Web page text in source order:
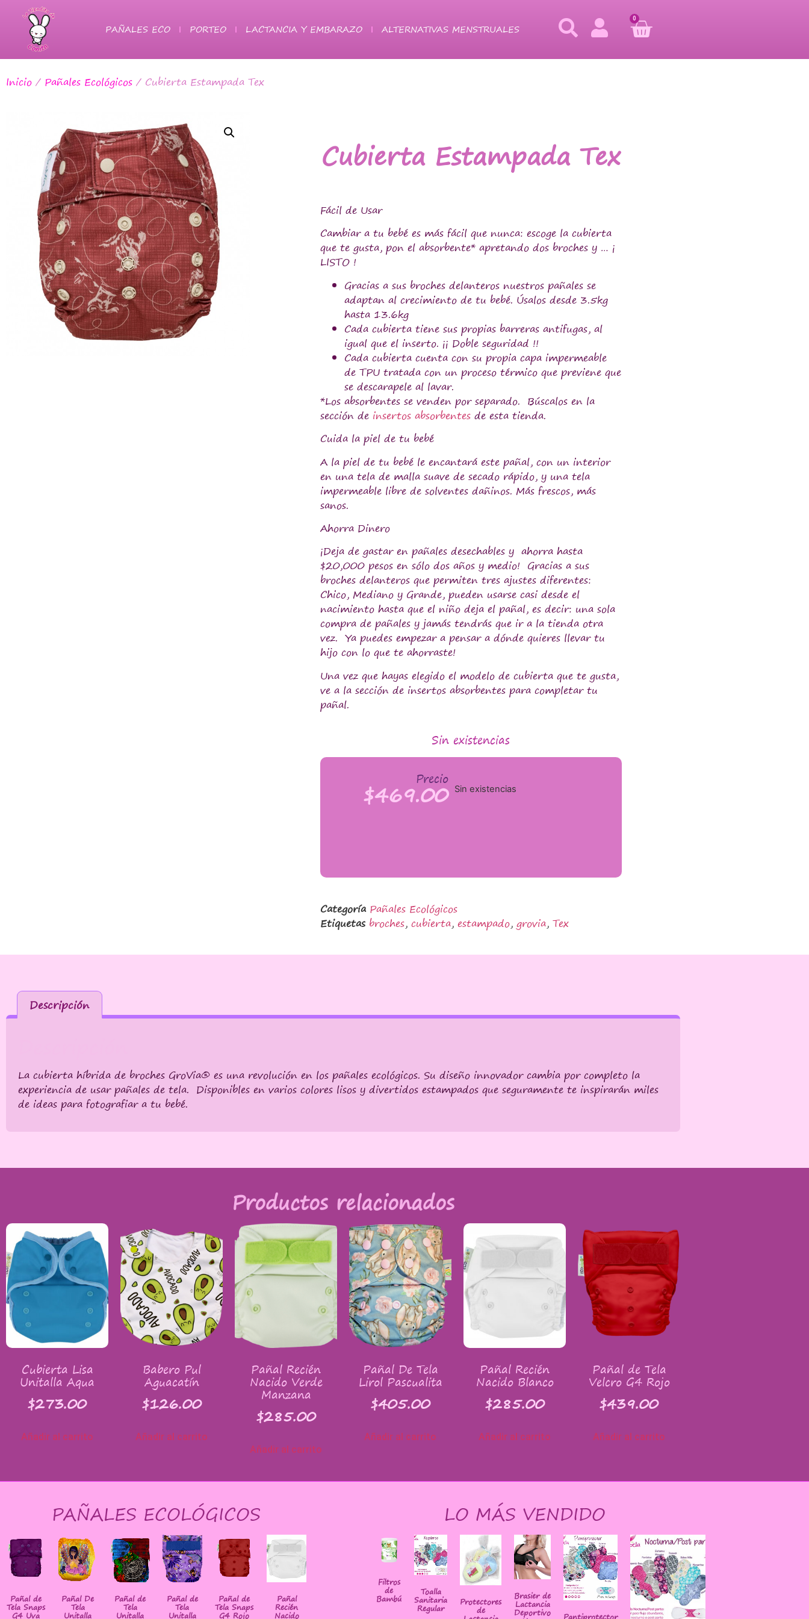
PAÑALES ECO PORTEO LACTANCIA Y EMBARAZO ALTERNATIVAS MENSTRUALES
0
Inicio / Pañales Ecológicos / Cubierta Estampada Tex
Cubierta Estampada Tex
Fácil de Usar
Cambiar a tu bebé es más fácil que nunca: escoge la cubierta
que te gusta, pon el absorbente* apretando dos broches y … ¡
LISTO !
Gracias a sus broches delanteros nuestros pañales se
adaptan al crecimiento de tu bebé. Úsalos desde 3.5kg
hasta 13.6kg
Cada cubierta tiene sus propias barreras antifugas, al
igual que el inserto. ¡¡ Doble seguridad !!
Cada cubierta cuenta con su propia capa impermeable
de TPU tratada con un proceso térmico que previene que
se descarapele al lavar.
*Los absorbentes se venden por separado. Búscalos en la
sección de insertos absorbentes de esta tienda.
Cuida la piel de tu bebé
A la piel de tu bebé le encantará este pañal, con un interior
en una tela de malla suave de secado rápido, y una tela
impermeable libre de solventes dañinos. Más frescos, más
sanos.
Ahorra Dinero
¡Deja de gastar en pañales desechables yahorra hasta
$20,000 pesos en sólo dos años y medio! Gracias a sus
broches delanteros que permiten tres ajustes diferentes:
Chico, Mediano y Grande, pueden usarse casi desde el
nacimiento hasta que el niño deja el pañal, es decir: una sola
compra de pañales y jamás tendrás que ir a la tienda otra
vez. Ya puedes empezar a pensar a dónde quieres llevar tu
hijo con lo que te ahorraste!
Una vez que hayas elegido el modelo de cubierta que te gusta,
ve a la sección de insertos absorbentes para completar tu
pañal.
Sin existencias
Precio
$469.00 Sin existencias
Categoría Pañales Ecológicos
Etiquetas broches,cubierta,estampado,grovia,Tex
Descripción
La cubierta híbrida de broches GroVia® es una revolución en los pañales ecológicos. Su diseño innovador cambia por completo la
experiencia de usar pañales de tela. Disponibles en varios colores lisos y divertidos estampados que seguramente te inspirarán miles
de ideas para fotografiar a tu bebé.
Productos relacionados
Cubierta Lisa
Unitalla Aqua
$273.00
Añadir al carrito
Babero Pul
Aguacatín
$126.00
Añadir al carrito
Pañal Recién
Nacido Verde
Manzana
$285.00
Añadir al carrito
Pañal De Tela
Lirol Pascualita
$405.00
Añadir al carrito
Pañal Recién
Nacido Blanco
$285.00
Añadir al carrito
Pañal de Tela
Velcro G4 Rojo
$439.00
Añadir al carrito
PAÑALES ECOLÓGICOS
Pañal de
Tela Snaps
G4 Uva
Pañal De
Tela
Unitalla
Pañal de
Tela
Unitalla
Pañal de
Tela
Unitalla
Pañal de
Tela Snaps
G4 Rojo
Pañal
Recién
Nacido
LO MÁS VENDIDO
Filtros
de
Bambú
Toalla
Sanitaria
Regular
Protectores
de
Brasier de
Lactancia
Deportivo